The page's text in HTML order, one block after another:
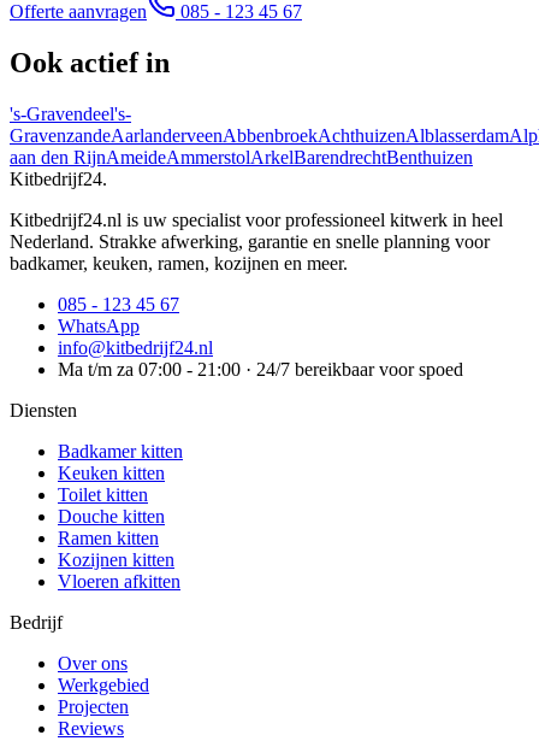
Offerte aanvragen 085 - 123 45 67
Ook actief in
's-Gravendeel's-
GravenzandeAarlanderveenAbbenbroekAchthuizenAlblasserdam
aan den RijnAmeideAmmerstolArkelBarendrechtBenthuizen
Kitbedrijf24.
Kitbedrijf24.nl is uw specialist voor professioneel kitwerk in heel
Nederland. Strakke afwerking, garantie en snelle planning voor
badkamer, keuken, ramen, kozijnen en meer.
085 - 123 45 67
WhatsApp
info@kitbedrijf24.nl
Ma t/m za 07:00 - 21:00 · 24/7 bereikbaar voor spoed
Diensten
Badkamer kitten
Keuken kitten
Toilet kitten
Douche kitten
Ramen kitten
Kozijnen kitten
Vloeren afkitten
Bedrijf
Over ons
Werkgebied
Projecten
Reviews